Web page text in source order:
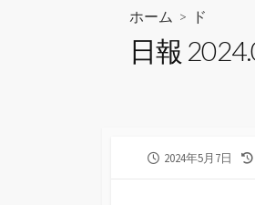
ホーム > ド
日報
公
2024年5月7日